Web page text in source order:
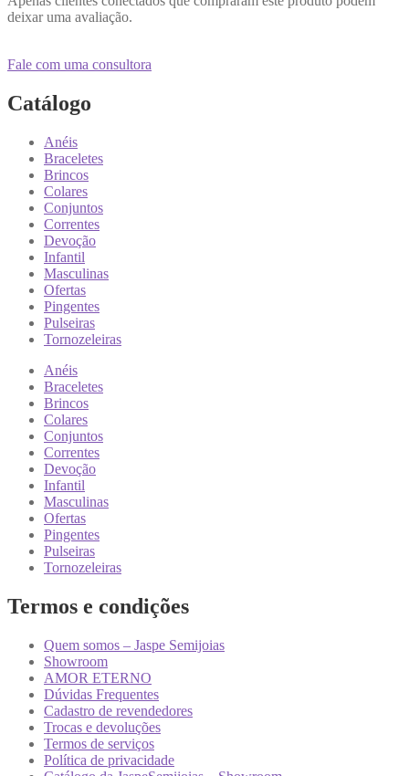
deixar uma avaliação.
Fale com uma consultora
Catálogo
Anéis
Braceletes
Brincos
Colares
Conjuntos
Correntes
Devoção
Infantil
Masculinas
Ofertas
Pingentes
Pulseiras
Tornozeleiras
Anéis
Braceletes
Brincos
Colares
Conjuntos
Correntes
Devoção
Infantil
Masculinas
Ofertas
Pingentes
Pulseiras
Tornozeleiras
Termos e condições
Quem somos – Jaspe Semijoias
Showroom
AMOR ETERNO
Dúvidas Frequentes
Cadastro de revendedores
Trocas e devoluções
Termos de serviços
Política de privacidade